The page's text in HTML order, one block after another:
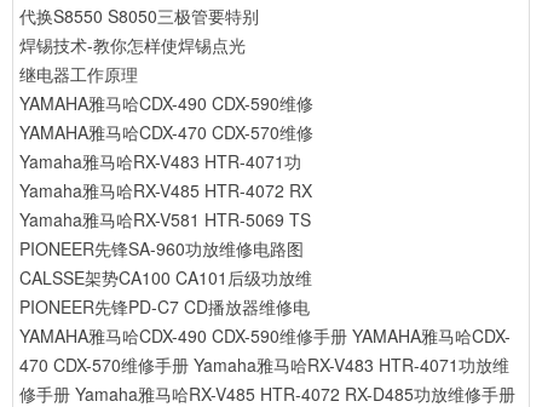
代换S8550 S8050三极管要特别
焊锡技术-教你怎样使焊锡点光
继电器工作原理
YAMAHA雅马哈CDX-490 CDX-590维修
YAMAHA雅马哈CDX-470 CDX-570维修
Yamaha雅马哈RX-V483 HTR-4071功
Yamaha雅马哈RX-V485 HTR-4072 RX
Yamaha雅马哈RX-V581 HTR-5069 TS
PIONEER先锋SA-960功放维修电路图
CALSSE架势CA100 CA101后级功放维
PIONEER先锋PD-C7 CD播放器维修电
YAMAHA雅马哈CDX-490 CDX-590维修手册 YAMAHA雅马哈CDX-
470 CDX-570维修手册 Yamaha雅马哈RX-V483 HTR-4071功放维
修手册 Yamaha雅马哈RX-V485 HTR-4072 RX-D485功放维修手册